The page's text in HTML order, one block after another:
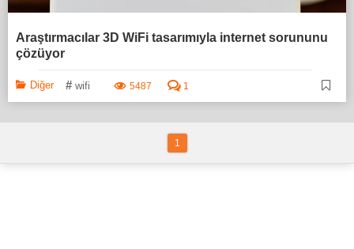
Araştırmacılar 3D WiFi tasarımıyla internet sorununu
çözüyor
Diğer # wifi 5487 1
1